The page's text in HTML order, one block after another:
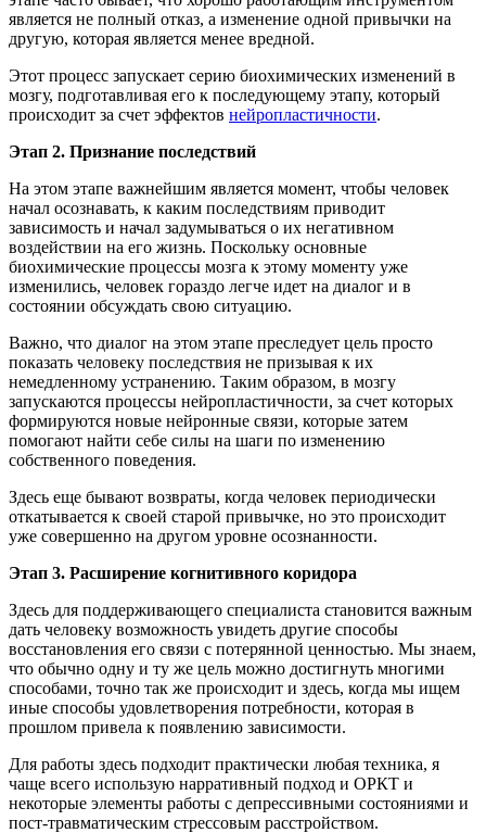
является не полный отказ, а изменение одной привычки на
другую, которая является менее вредной.
Этот процесс запускает серию биохимических изменений в
мозгу, подготавливая его к последующему этапу, который
происходит за счет эффектов нейропластичности.
Этап 2. Признание последствий
На этом этапе важнейшим является момент, чтобы человек
начал осознавать, к каким последствиям приводит
зависимость и начал задумываться о их негативном
воздействии на его жизнь. Поскольку основные
биохимические процессы мозга к этому моменту уже
изменились, человек гораздо легче идет на диалог и в
состоянии обсуждать свою ситуацию.
Важно, что диалог на этом этапе преследует цель просто
показать человеку последствия не призывая к их
немедленному устранению. Таким образом, в мозгу
запускаются процессы нейропластичности, за счет которых
формируются новые нейронные связи, которые затем
помогают найти себе силы на шаги по изменению
собственного поведения.
Здесь еще бывают возвраты, когда человек периодически
откатывается к своей старой привычке, но это происходит
уже совершенно на другом уровне осознанности.
Этап 3. Расширение когнитивного коридора
Здесь для поддерживающего специалиста становится важным
дать человеку возможность увидеть другие способы
восстановления его связи с потерянной ценностью. Мы знаем,
что обычно одну и ту же цель можно достигнуть многими
способами, точно так же происходит и здесь, когда мы ищем
иные способы удовлетворения потребности, которая в
прошлом привела к появлению зависимости.
Для работы здесь подходит практически любая техника, я
чаще всего использую нарративный подход и ОРКТ и
некоторые элементы работы с депрессивными состояниями и
пост-травматическим стрессовым расстройством.